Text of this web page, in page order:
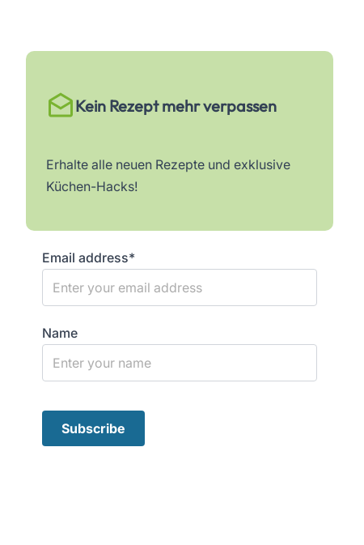
Kein Rezept mehr verpassen
Erhalte alle neuen Rezepte und exklusive
Küchen-Hacks!
Email address*
Name